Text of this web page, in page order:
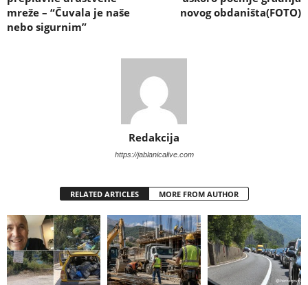
mreže – “Čuvala je naše
nebo sigurnim”
novog obdaništa(FOTO)
Redakcija
https://jablanicalive.com
RELATED ARTICLES MORE FROM AUTHOR